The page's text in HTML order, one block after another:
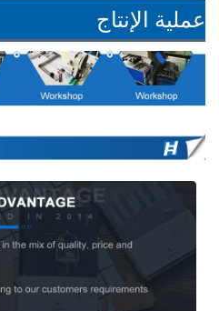
عملية الإنتاج